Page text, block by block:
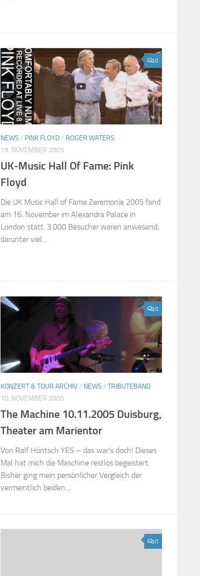
0
NEWS / PINK FLOYD/ ROGER WATERS
19. NOVEMBER 2005
UK-Music Hall Of Fame: Pink
Floyd
Die UK Music Hall of Fame Zeremonie 2005 fand
am 16. November im Alexandra Palace in
London statt. 3.000 Besucher waren anwesend,
darunter viel...
0
KONZERT & TOUR ARCHIV/ NEWS / TRIBUTEBAND
10. NOVEMBER 2005
The Machine 10.11.2005 Duisburg,
Theater am Marientor
Von Ralf Höntsch YES – das war’s doch! Dieses
Mal hat mich die Maschine restlos begeistert.
Bisher ging mein persönlicher Vergleich der
vermeintlich beiden...
0